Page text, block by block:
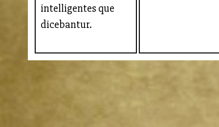
intelligentes que
dicebantur.